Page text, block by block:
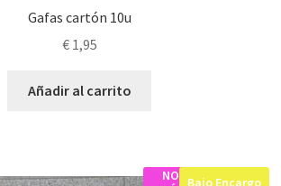
Gafas cartón 10u
€1,95
Añadir al carrito
NO
Bajo Encargo